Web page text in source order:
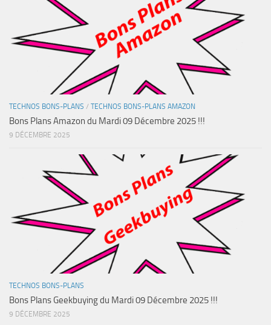
TECHNOS BONS-PLANS / TECHNOS BONS-PLANS AMAZON
Bons Plans Amazon du Mardi 09 Décembre 2025 !!!
9 DÉCEMBRE 2025
TECHNOS BONS-PLANS
Bons Plans Geekbuying du Mardi 09 Décembre 2025 !!!
9 DÉCEMBRE 2025